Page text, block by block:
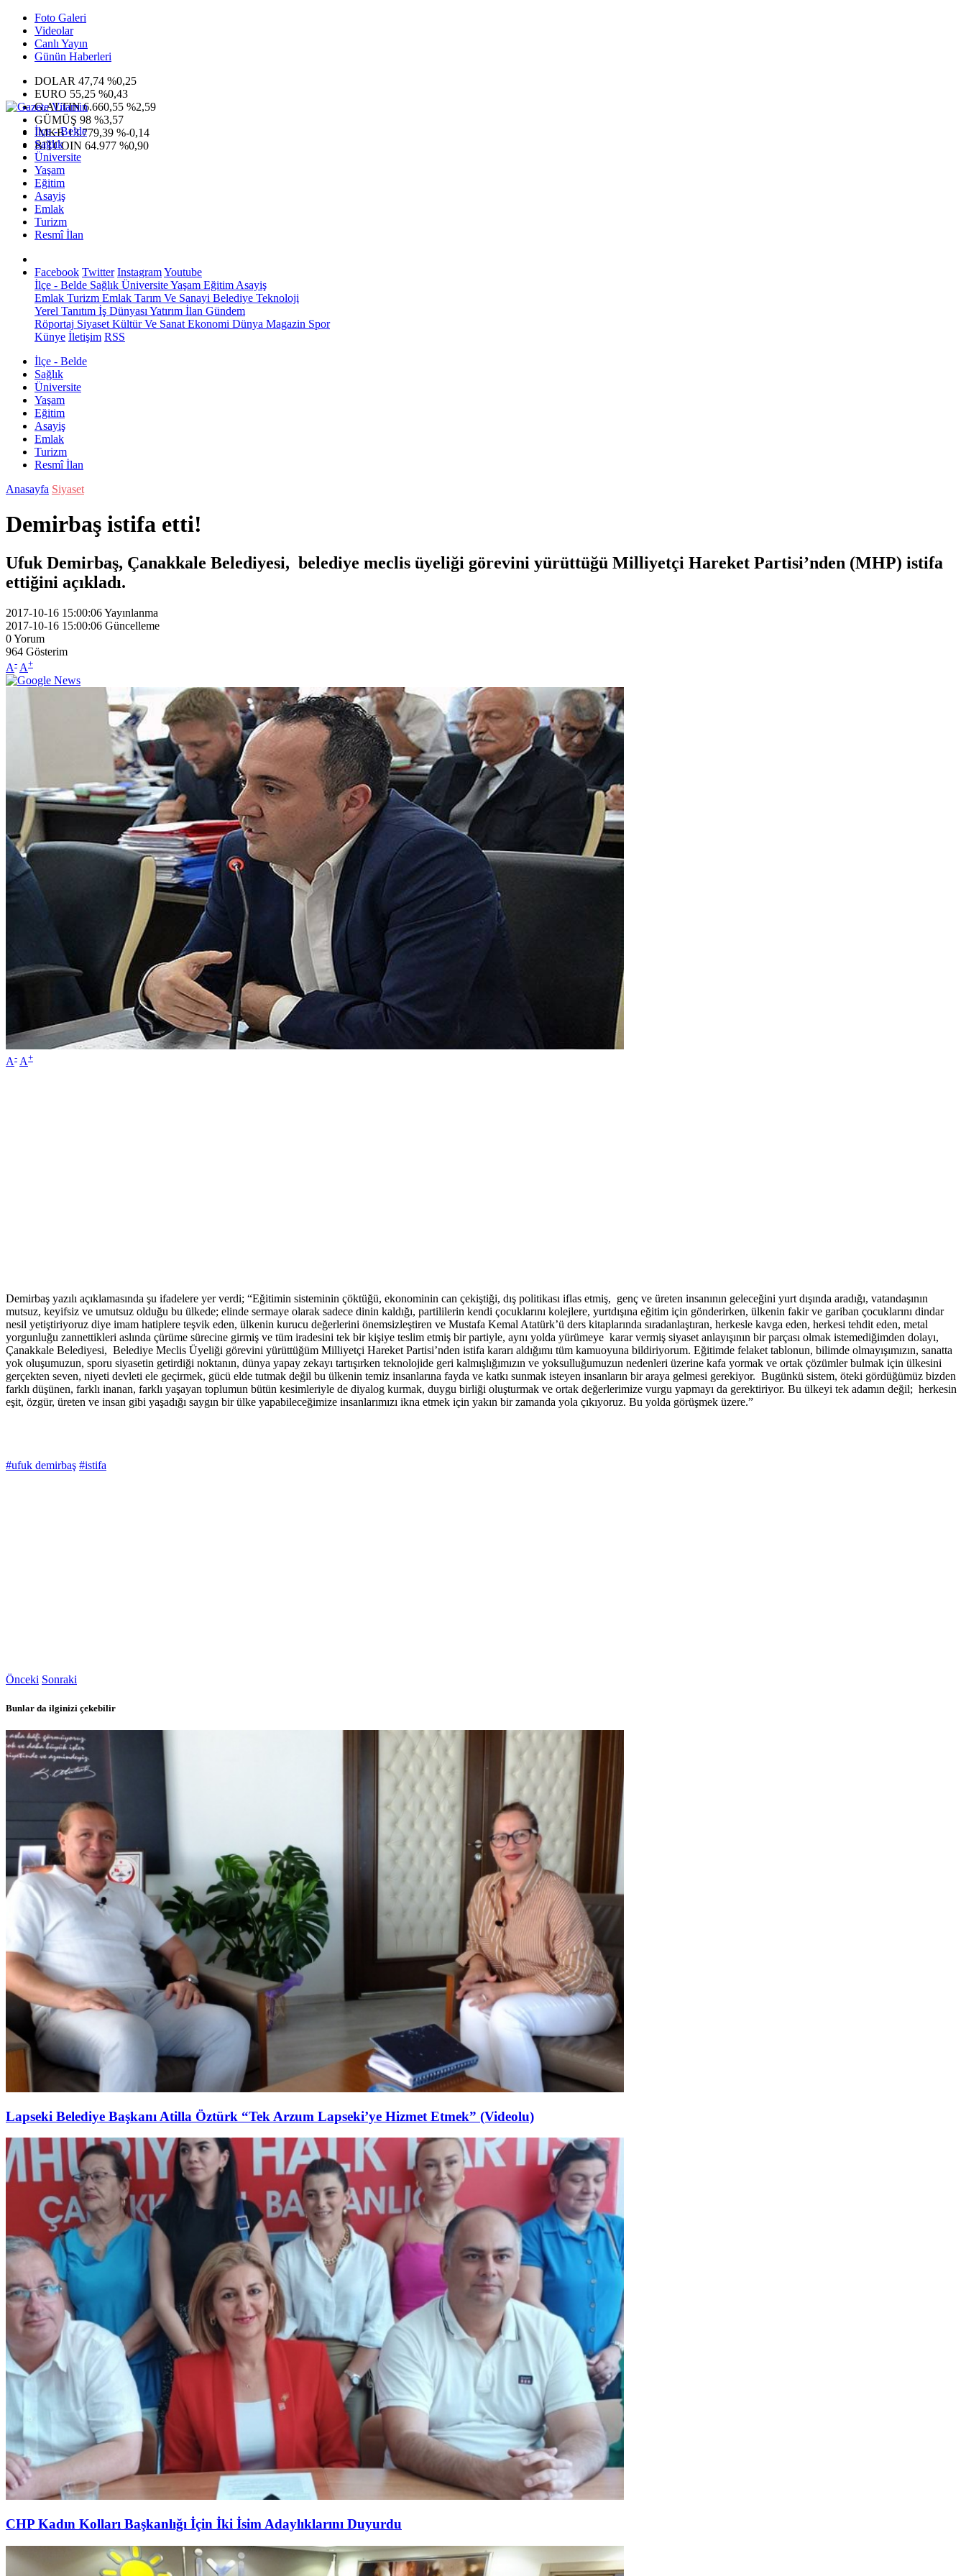
Foto Galeri
Videolar
Canlı Yayın
Günün Haberleri
DOLAR 47,74 %0,25
EURO 55,25 %0,43
G.ALTIN6.660,55 %2,59
GÜMÜŞ 98 %3,57
IMKB13.779,39 %-0,14
BITCOIN 64.977 %0,90
İlçe - Belde
Sağlık
Üniversite
Yaşam
Eğitim
Asayiş
Emlak
Turizm
Resmî İlan
Facebook Twitter InstagramYoutube
İlçe - Belde Sağlık ÜniversiteYaşam Eğitim Asayiş
Emlak Turizm Emlak Tarım Ve Sanayi Belediye Teknoloji
Yerel Tanıtım İş Dünyası Yatırım İlan Gündem
Röportaj Siyaset Kültür Ve Sanat Ekonomi Dünya Magazin Spor
Künye İletişim RSS
İlçe - Belde
Sağlık
Üniversite
Yaşam
Eğitim
Asayiş
Emlak
Turizm
Resmî İlan
Anasayfa Siyaset
Demirbaş istifa etti!
Ufuk Demirbaş, Çanakkale Belediyesi, belediye meclis üyeliği görevini yürüttüğü Milliyetçi Hareket Partisi’nden (MHP) istifa
ettiğini açıkladı.
2017-10-16 15:00:06Yayınlanma
2017-10-16 15:00:06 Güncelleme
0Yorum
964 Gösterim
A- A+
A- A+
Demirbaş yazılı açıklamasında şu ifadelere yer verdi; “Eğitimin sisteminin çöktüğü, ekonominin can çekiştiği, dış politikası iflas etmiş, genç ve üreten insanının geleceğini yurt dışında aradığı, vatandaşının
mutsuz, keyifsiz ve umutsuz olduğu bu ülkede; elinde sermaye olarak sadece dinin kaldığı, partililerin kendi çocuklarını kolejlere, yurtdışına eğitim için gönderirken, ülkenin fakir ve gariban çocuklarını dindar
nesil yetiştiriyoruz diye imam hatiplere teşvik eden, ülkenin kurucu değerlerini önemsizleştiren ve Mustafa Kemal Atatürk’ü ders kitaplarında sıradanlaştıran, herkesle kavga eden, herkesi tehdit eden, metal
yorgunluğu zannettikleri aslında çürüme sürecine girmiş ve tüm iradesini tek bir kişiye teslim etmiş bir partiyle, aynı yolda yürümeye karar vermiş siyaset anlayışının bir parçası olmak istemediğimden dolayı,
Çanakkale Belediyesi, Belediye Meclis Üyeliği görevini yürüttüğüm Milliyetçi Hareket Partisi’nden istifa kararı aldığımı tüm kamuoyuna bildiriyorum. Eğitimde felaket tablonun, bilimde olmayışımızın, sanatta
yok oluşumuzun, sporu siyasetin getirdiği noktanın, dünya yapay zekayı tartışırken teknolojide geri kalmışlığımızın ve yoksulluğumuzun nedenleri üzerine kafa yormak ve ortak çözümler bulmak için ülkesini
gerçekten seven, niyeti devleti ele geçirmek, gücü elde tutmak değil bu ülkenin temiz insanlarına fayda ve katkı sunmak isteyen insanların bir araya gelmesi gerekiyor. Bugünkü sistem, öteki gördüğümüz bizden
farklı düşünen, farklı inanan, farklı yaşayan toplumun bütün kesimleriyle de diyalog kurmak, duygu birliği oluşturmak ve ortak değerlerimize vurgu yapmayı da gerektiriyor. Bu ülkeyi tek adamın değil; herkesin
eşit, özgür, üreten ve insan gibi yaşadığı saygın bir ülke yapabileceğimize insanlarımızı ikna etmek için yakın bir zamanda yola çıkıyoruz. Bu yolda görüşmek üzere.”
#ufuk demirbaş #istifa
Önceki Sonraki
Bunlar da ilginizi çekebilir
Lapseki Belediye Başkanı Atilla Öztürk “Tek Arzum Lapseki’ye Hizmet Etmek” (Videolu)
CHP Kadın Kolları Başkanlığı İçin İki İsim Adaylıklarını Duyurdu